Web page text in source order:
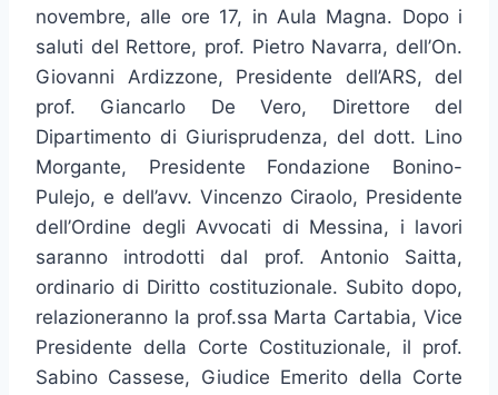
novembre, alle ore 17, in Aula Magna. Dopo i
saluti del Rettore, prof. Pietro Navarra, dell’On.
Giovanni Ardizzone, Presidente dell’ARS, del
prof. Giancarlo De Vero, Direttore del
Dipartimento di Giurisprudenza, del dott. Lino
Morgante, Presidente Fondazione Bonino-
Pulejo, e dell’avv. Vincenzo Ciraolo, Presidente
dell’Ordine degli Avvocati di Messina, i lavori
saranno introdotti dal prof. Antonio Saitta,
ordinario di Diritto costituzionale. Subito dopo,
relazioneranno la prof.ssa Marta Cartabia, Vice
Presidente della Corte Costituzionale, il prof.
Sabino Cassese, Giudice Emerito della Corte